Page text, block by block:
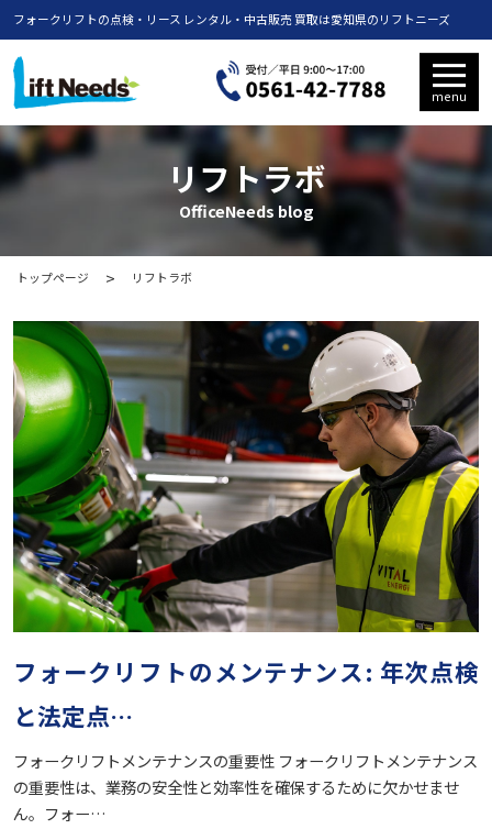
フォークリフトの点検・リース レンタル・中古販売 買取は愛知県のリフトニーズ
menu
リフトラボ
OfficeNeeds blog
トップページ リフトラボ
フォークリフトのメンテナンス: 年次点検
と法定点…
フォークリフトメンテナンスの重要性 フォークリフトメンテナンス
の重要性は、業務の安全性と効率性を確保するために欠かせませ
ん。フォー…